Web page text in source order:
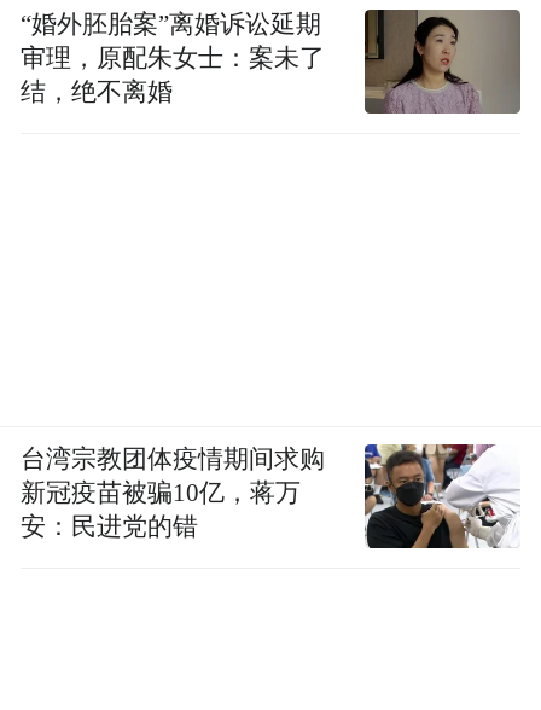
“婚外胚胎案”离婚诉讼延期
审理，原配朱女士：案未了
结，绝不离婚
台湾宗教团体疫情期间求购
新冠疫苗被骗10亿，蒋万
安：民进党的错